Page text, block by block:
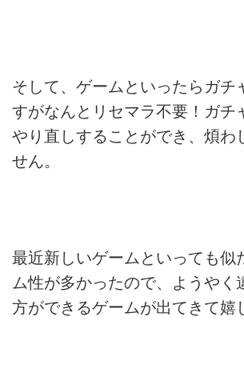
そして、ゲームといったらガチ
すがなんとリセマラ不要！ガチ
やり直しすることができ、煩わ
せん。
最近新しいゲームといっても似
ム性が多かったので、ようやく
方ができるゲームが出てきて嬉